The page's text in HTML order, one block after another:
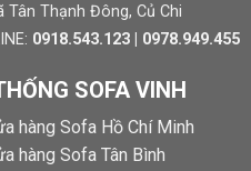
Tân Thạnh Đông, Củ Chi
0918.543.123 | 0978.949.455
SOFA VINH
hàng Sofa Hồ Chí Minh
hàng Sofa Tân Bình